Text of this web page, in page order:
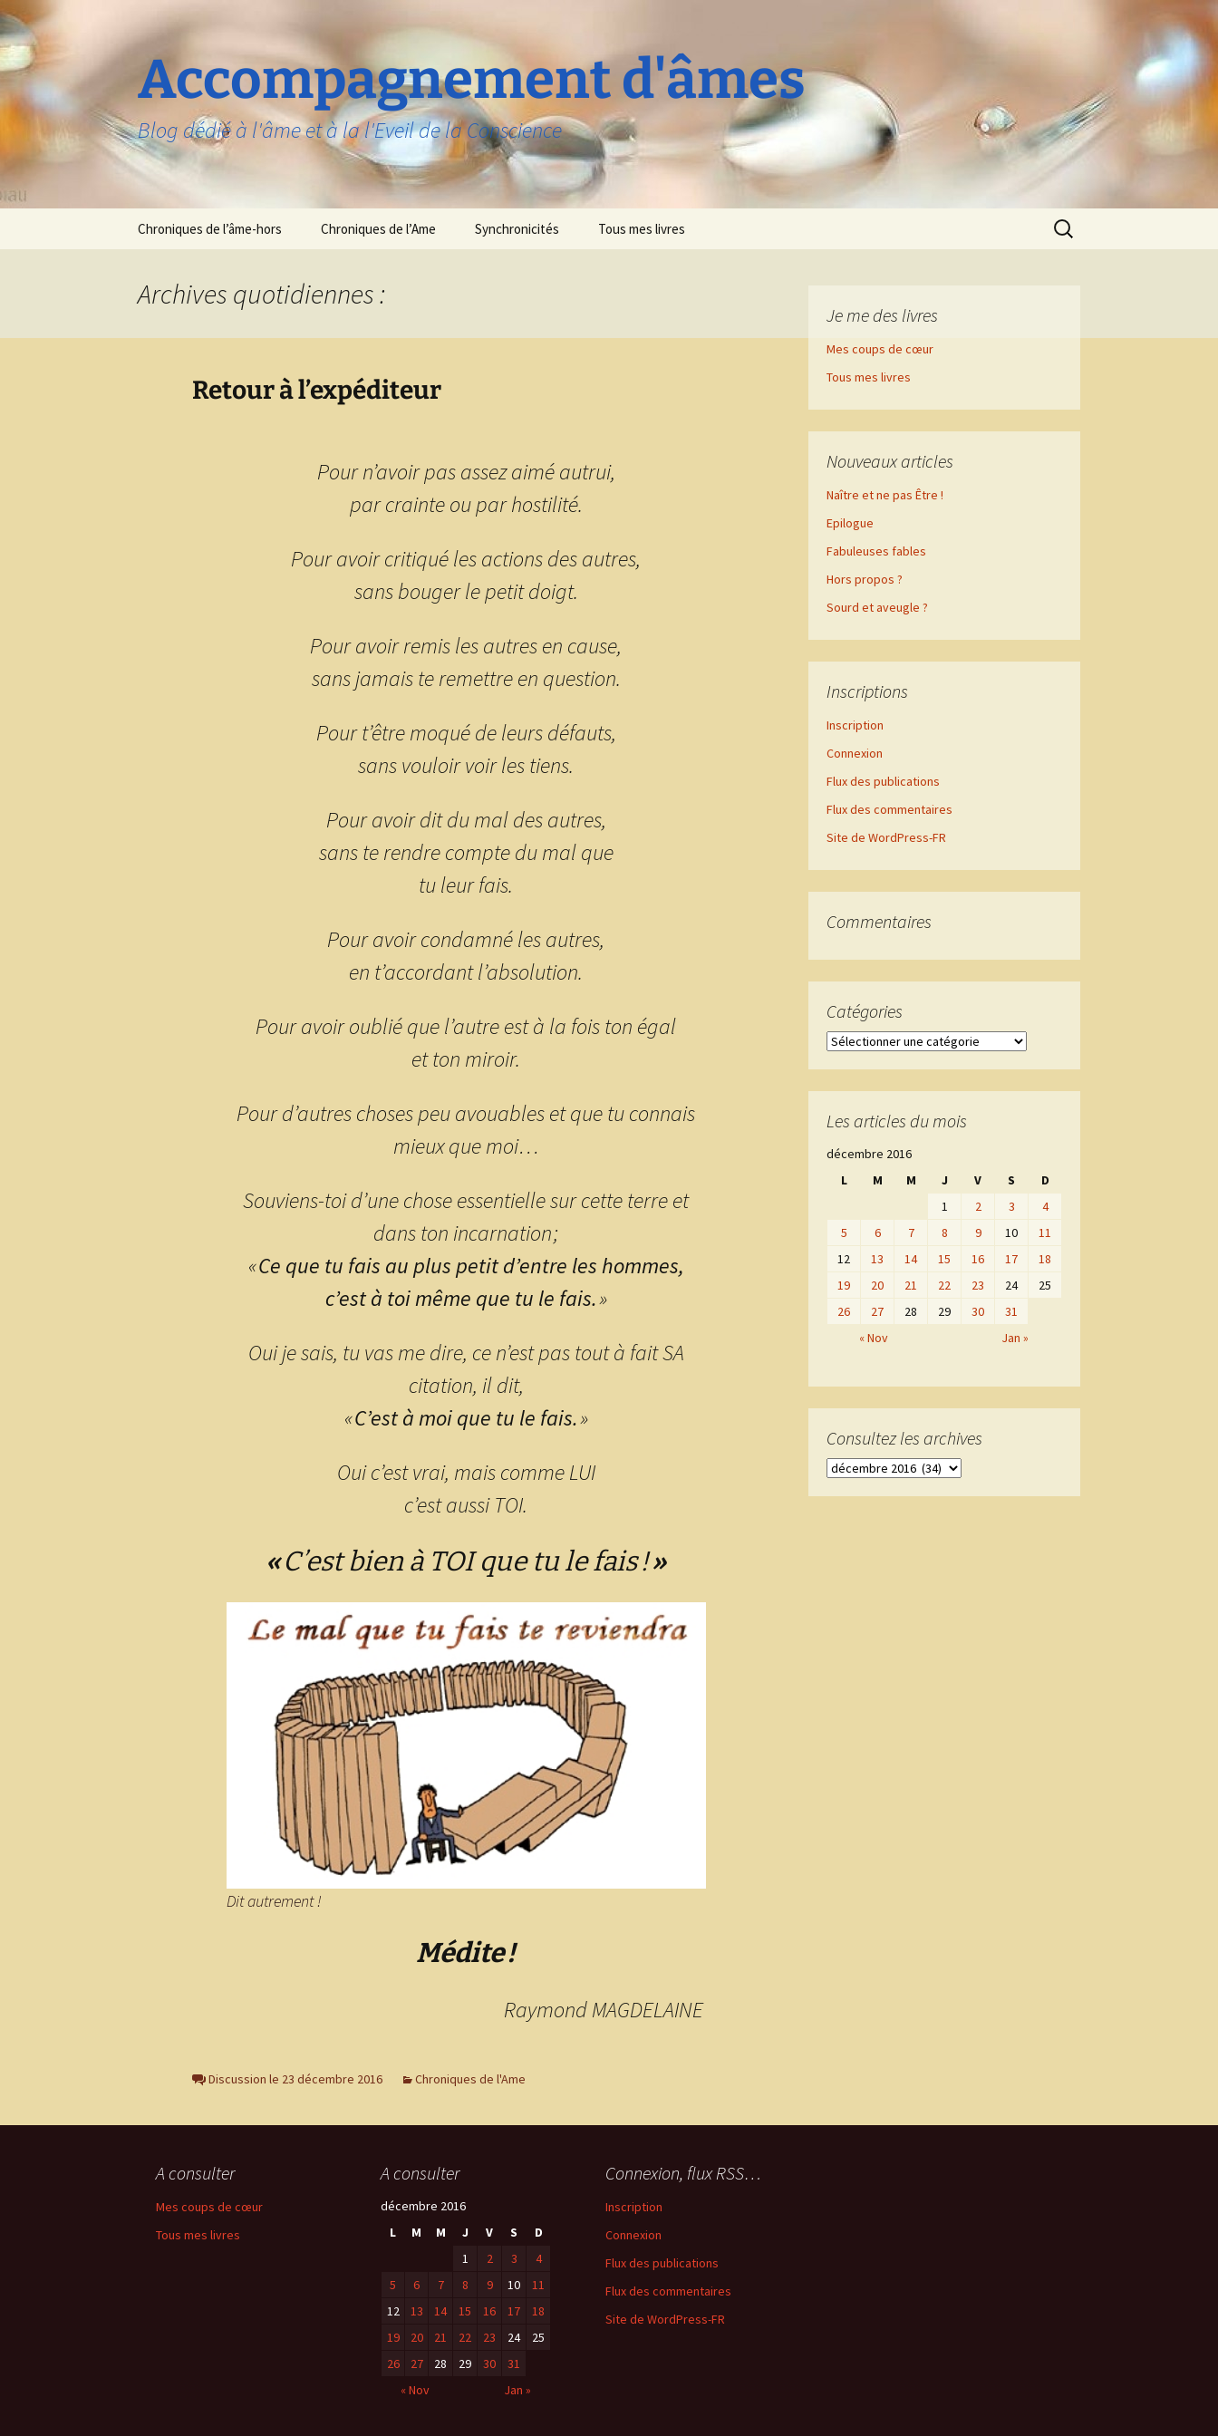
Aller
au
contenu
Accompagnement d'âmes
Blog dédié à l'âme et à la l'Eveil de la Conscience
Chroniques de l’âme-hors Chroniques de l’Ame Synchronicités Tous mes livres
Rechercher :
Archives quotidiennes :
Retour à l’expéditeur
Pour n’avoir pas assez aimé autrui,
par crainte ou par hostilité.
Pour avoir critiqué les actions des autres,
sans bouger le petit doigt.
Pour avoir remis les autres en cause,
sans jamais te remettre en question.
Pour t’être moqué de leurs défauts,
sans vouloir voir les tiens.
Pour avoir dit du mal des autres,
sans te rendre compte du mal que
tu leur fais.
Pour avoir condamné les autres,
en t’accordant l’absolution.
Pour avoir oublié que l’autre est à la fois ton égal
et ton miroir.
Pour d’autres choses peu avouables et que tu connais
mieux que moi…
Souviens-toi d’une chose essentielle sur cette terre et
dans ton incarnation ;
«Ce que tu fais au plus petit d’entre les hommes,
c’est à toi même que tu le fais.»
Oui je sais, tu vas me dire, ce n’est pas tout à fait SA
citation, il dit,
«C’est à moi que tu le fais.»
Oui c’est vrai, mais comme LUI
c’est aussi TOI.
«C’est bien à TOI que tu le fais !»
Dit autrement !
Médite !
Raymond MAGDELAINE
Discussion le 23 décembre 2016 Chroniques de l'Ame
Je me des livres
Mes coups de cœur
Tous mes livres
Nouveaux articles
Naître et ne pas Être !
Epilogue
Fabuleuses fables
Hors propos ?
Sourd et aveugle ?
Inscriptions
Inscription
Connexion
Flux des publications
Flux des commentaires
Site de WordPress-FR
Commentaires
Catégories
Catégories
Les articles du mois
décembre 2016
L
M M J V S
D
1
2 3
4
5
6 7 8 9 10
11
12
13 14 15 16 17
18
19
20 21 22 23 24
25
26
27 28 29 30
31
« Nov
Jan »
Consultez les archives
Consultez
A consulter
Mes coups de cœur
Tous mes livres
A consulter
décembre 2016
L
M M J V S
D
1
2 3
4
5
6 7 8 9 10
11
12
13 14 15 16 17
18
19
20 21 22 23 24
25
26
27 28 29 30
31
« Nov
Jan »
Connexion, flux RSS…
Inscription
Connexion
Flux des publications
Flux des commentaires
Site de WordPress-FR